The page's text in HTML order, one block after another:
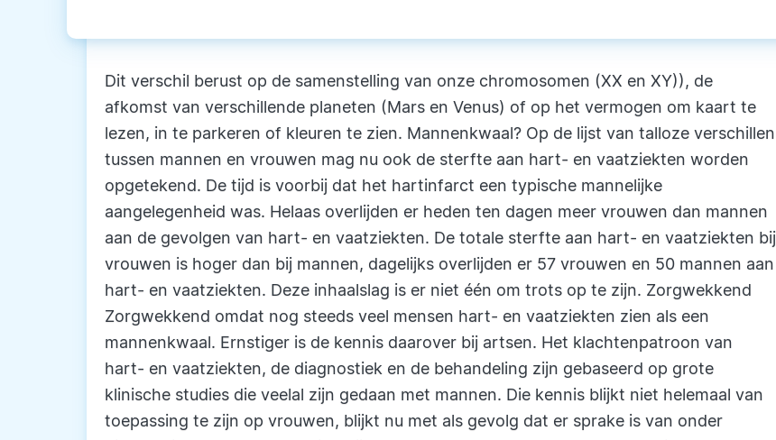
Dit verschil berust op de samenstelling van onze chromosomen (XX en XY)), de
afkomst van verschillende planeten (Mars en Venus) of op het vermogen om kaart te
lezen, in te parkeren of kleuren te zien. Mannenkwaal? Op de lijst van talloze verschillen
tussen mannen en vrouwen mag nu ook de sterfte aan hart- en vaatziekten worden
opgetekend. De tijd is voorbij dat het hartinfarct een typische mannelijke
aangelegenheid was. Helaas overlijden er heden ten dagen meer vrouwen dan mannen
aan de gevolgen van hart- en vaatziekten. De totale sterfte aan hart- en vaatziekten bij
vrouwen is hoger dan bij mannen, dagelijks overlijden er 57 vrouwen en 50 mannen aan
hart- en vaatziekten. Deze inhaalslag is er niet één om trots op te zijn. Zorgwekkend
Zorgwekkend omdat nog steeds veel mensen hart- en vaatziekten zien als een
mannenkwaal. Ernstiger is de kennis daarover bij artsen. Het klachtenpatroon van
hart- en vaatziekten, de diagnostiek en de behandeling zijn gebaseerd op grote
klinische studies die veelal zijn gedaan met mannen. Die kennis blijkt niet helemaal van
toepassing te zijn op vrouwen, blijkt nu met als gevolg dat er sprake is van onder